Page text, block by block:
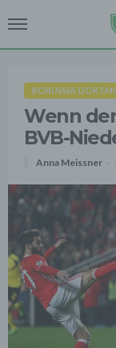
BORUSSIA
Wenn
BVB-
Anna Meissner